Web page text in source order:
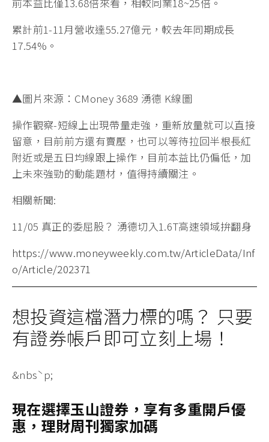
累計前1-11月營收達55.27億元，較去年同期成長
17.54%。
▲圖片來源：CMoney 3689 湧德 K線圖
操作觀察-短線上出現帶量走強，重新放量就可以直接
留意，目前前方還有賣壓，也可以等待拉回半根長紅
附近或是五日均線跟上操作，目前本益比仍偏低，加
上未來強勁的動能題材，值得持續關注。
相關新聞:
11/05 真正的委屈股？ 湧德切入1.6T高速領域拚翻身
https://www.moneyweekly.com.tw/ArticleData/Inf
o/Article/202371
想投資這檔潛力標的嗎？ 只要
有證券帳戶即可立刻上場！
&nbsˋp;
現在選擇玉山證券，享有多重開戶優
惠，理財周刊獨家加碼